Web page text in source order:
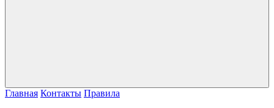
Главная Контакты Правила